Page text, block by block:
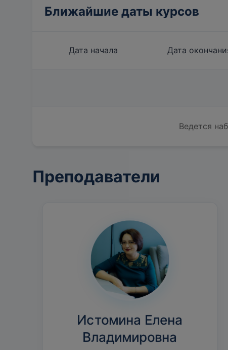
Ближайшие даты курсов
Дата начала Дата
Ведется
Преподаватели
Истомина Елена
Владимировна